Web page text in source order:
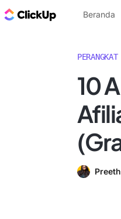
Blog ClickUp
Beranda
10